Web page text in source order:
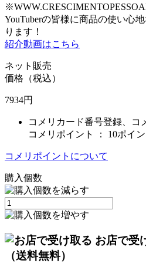
YouTuberの皆様に商品の使い心
ります！
紹介動画はこちら
ネット販売
価格（税込）
7934円
コメリカード番号登録、コ
コメリポイント ： 10ポイ
コメリポイントについて
購入個数
お店で受
（送料無料）